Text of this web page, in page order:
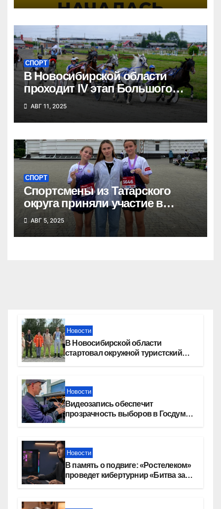
СПОРТ
В Новосибирской области
проходит IV этап Большого
Сибирского круга
АВГ 11, 2025
СПОРТ
Спортсмены из Татарского
округа приняли участие в
Сибирском марафоне
АВГ 5, 2025
Новости
В Новосибирской области
стартовал окружной туристский
Новости
Видеозапись обеспечит
прозрачность выборов в Госдуму
Новости
В память о подвиге: «Ростелеком»
проведет кибертурнир «Битва за